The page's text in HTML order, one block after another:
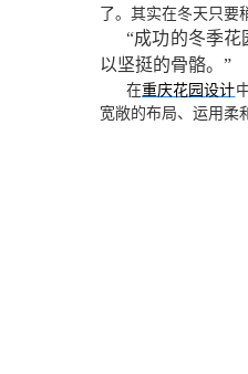
了。其实在冬天只要
“成功的冬季花
以坚挺的骨骼。 ”
在重庆花园设计
宽敞的布局、运用柔